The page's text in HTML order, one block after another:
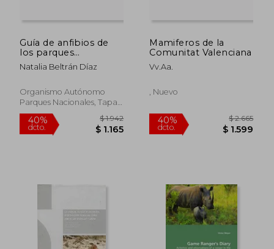
Guía de anfibios de
los parques
nacionales españoles
Natalia Beltrán Díaz
Organismo Autónomo
Parques Nacionales, Tapa
Blanda, Nuevo
Mamiferos de la
Comunitat Valenciana
Vv.Aa.
, Nuevo